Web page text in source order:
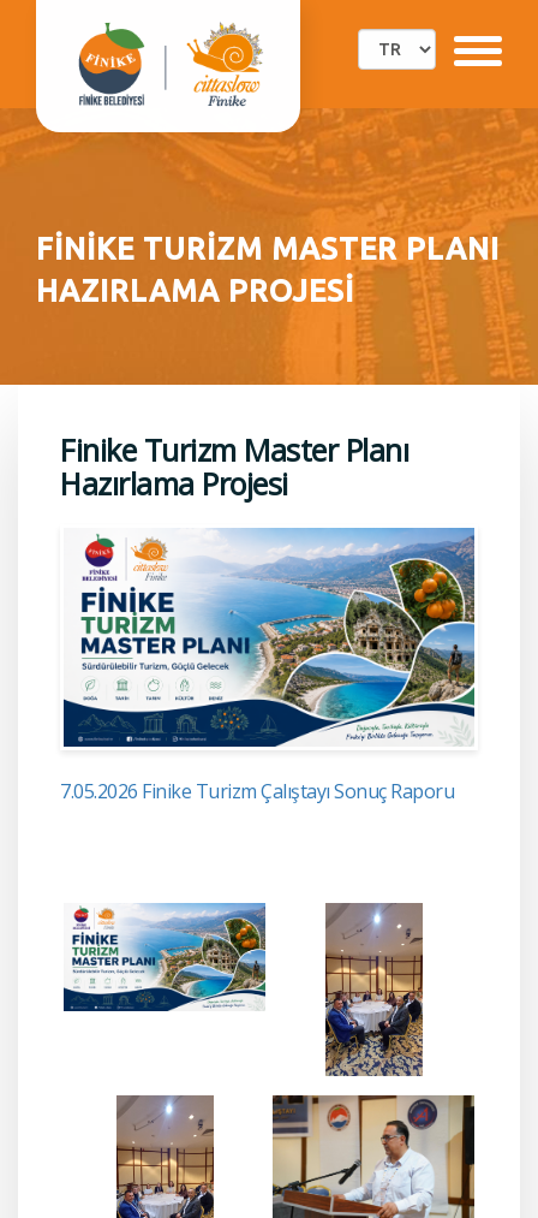
FİNİKE TURİZM MASTER PLANI
HAZIRLAMA PROJESİ
Finike Turizm Master Planı
Hazırlama Projesi
7.05.2026 Finike Turizm Çalıştayı Sonuç Raporu